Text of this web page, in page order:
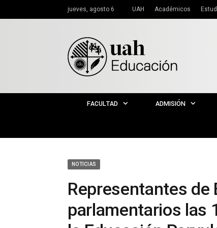
jueves, agosto 6 UAH Académicos
FACULTAD ADMISIÓN
NOTICIAS
Representantes de
parlamentarios las